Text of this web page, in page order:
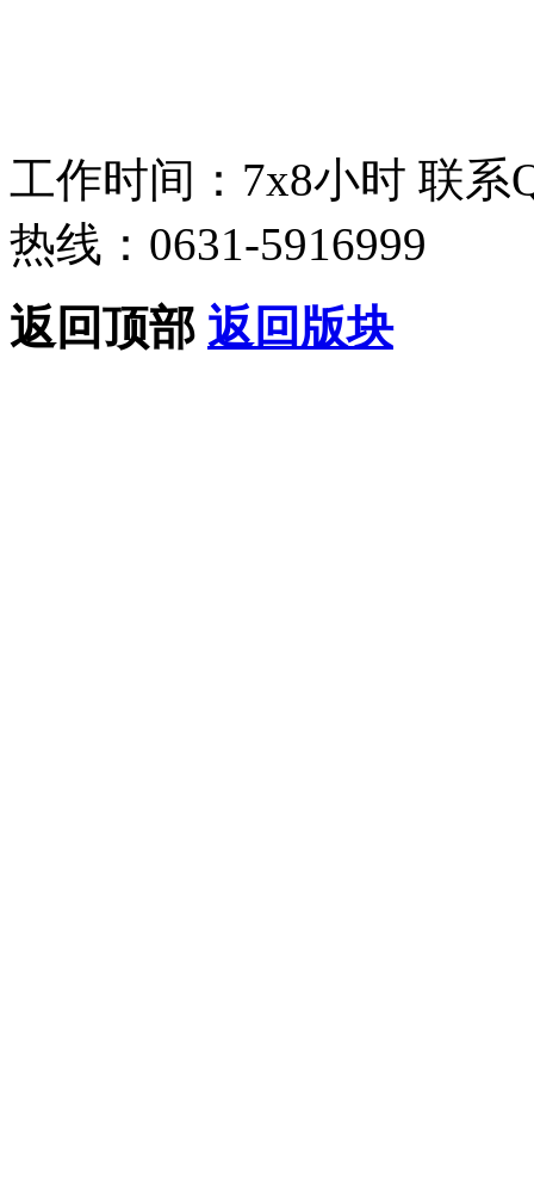
工作时间：7x8小时 联系
热线：0631-5916999
返回顶部 返回版块